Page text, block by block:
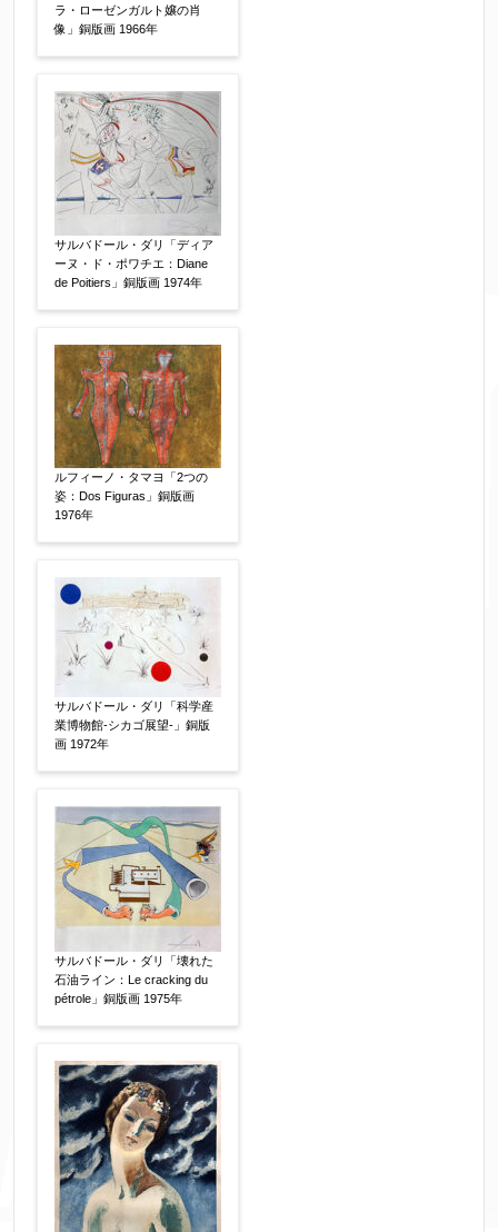
ラ・ローゼンガルト嬢の肖
像」銅版画 1966年
サルバドール・ダリ「ディア
ーヌ・ド・ポワチエ：Diane
de Poitiers」銅版画 1974年
ルフィーノ・タマヨ「2つの
姿：Dos Figuras」銅版画
1976年
サルバドール・ダリ「科学産
業博物館-シカゴ展望-」銅版
画 1972年
サルバドール・ダリ「壊れた
石油ライン：Le cracking du
pétrole」銅版画 1975年